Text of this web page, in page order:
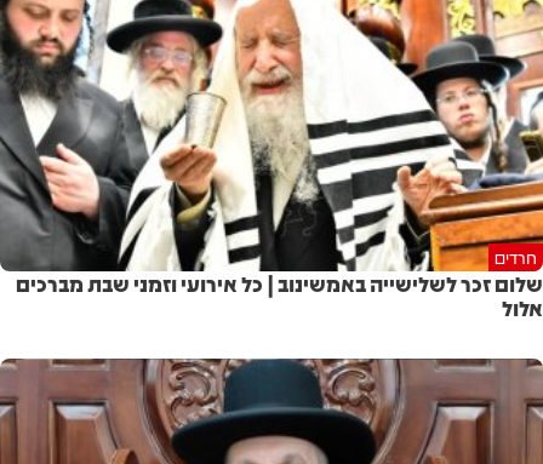
חרדים
שלום זכר לשלישייה באמשינוב | כל אירועי וזמני שבת מברכים
אלול